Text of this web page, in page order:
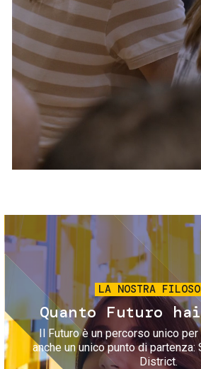
Servizi e accessibilità
Contatti
FAQ
Biglietti
LA NOSTRA
Quanto Futuro
Il Futuro è un percorso unico per
anche un unico punto di partenza:
District.